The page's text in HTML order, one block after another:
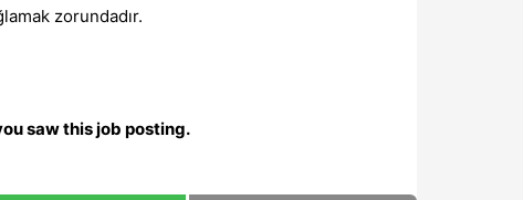
zorundadır.
saw this job posting.